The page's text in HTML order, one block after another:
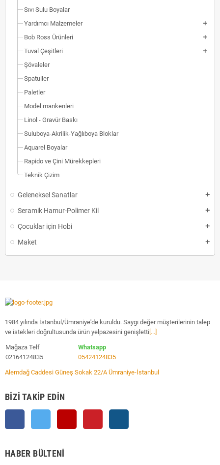
Sıvı Sulu Boyalar
Yardımcı Malzemeler
Bob Ross Ürünleri
Tuval Çeşitleri
Şövaleler
Spatuller
Paletler
Model mankenleri
Linol - Gravür Baskı
Suluboya-Akrilik-Yağlıboya Bloklar
Aquarel Boyalar
Rapido ve Çini Mürekkepleri
Teknik Çizim
Geleneksel Sanatlar
Seramik Hamur-Polimer Kil
Çocuklar için Hobi
Maket
1984 yılında İstanbul/Ümraniye'de kuruldu. Saygı değer müşterilerinin talep
ve istekleri doğrultusunda ürün yelpazesini genişletti [...]
Mağaza Telf
02164124835
Whatsapp
05424124835
Alemdağ Caddesi Güneş Sokak 22/A Ümraniye-İstanbul
BIZI TAKIP EDIN
HABER BÜLTENI